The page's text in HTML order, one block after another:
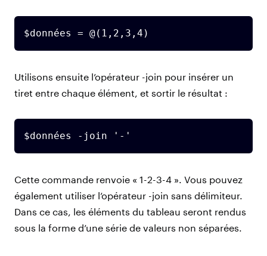
$données = @(1,2,3,4)
Utilisons ensuite l’opérateur -join pour insérer un
tiret entre chaque élément, et sortir le résultat :
$données -join '-'
Cette commande renvoie « 1-2-3-4 ». Vous pouvez
également utiliser l’opérateur -join sans délimiteur.
Dans ce cas, les éléments du tableau seront rendus
sous la forme d’une série de valeurs non séparées.